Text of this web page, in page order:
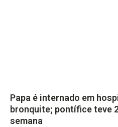
Papa é internado em
bronquite; pontífice teve
semana